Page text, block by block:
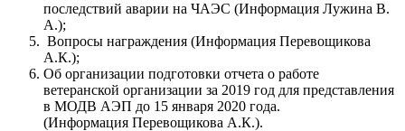
последствий аварии на ЧАЭС (Информация Лужина В.
А.);
Вопросы награждения (Информация Перевощикова
А.К.);
Об организации подготовки отчета о работе
ветеранской организации за 2019 год для представления
в МОДВ АЭП до 15 января 2020 года.
(Информация Перевощикова А.К.).